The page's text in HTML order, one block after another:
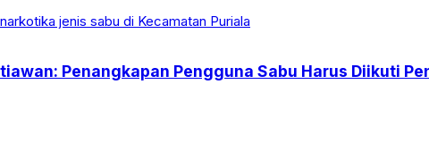
Penangkapan Pengguna Sabu Harus Diikuti